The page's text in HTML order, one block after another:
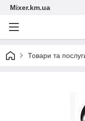
Mixer.km.ua
Товари та